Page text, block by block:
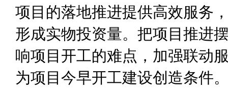
项目的落地推进提供高效服务
形成实物投资量。把项目推进
响项目开工的难点，加强联动
为项目今早开工建设创造条件